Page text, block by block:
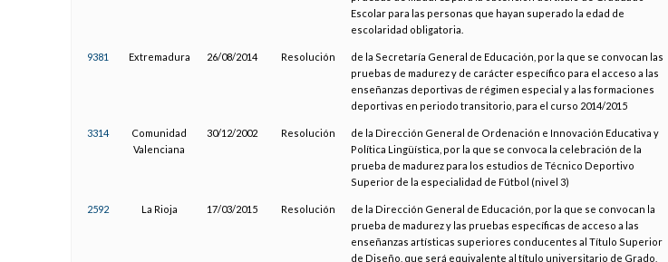
Escolar para las personas que hayan superado la edad de
escolaridad obligatoria.
9381 Extremadura 26/08/2014 Resolución
de la Secretaría General de Educación, por la que se convocan las
pruebas de madurez y de carácter específico para el acceso a las
enseñanzas deportivas de régimen especial y a las formaciones
deportivas en periodo transitorio, para el curso 2014/2015
3314
Comunidad
Valenciana
30/12/2002 Resolución
de la Dirección General de Ordenación e Innovación Educativa y
Política Lingüística, por la que se convoca la celebración de la
prueba de madurez para los estudios de Técnico Deportivo
Superior de la especialidad de Fútbol (nivel 3)
2592 La Rioja 17/03/2015 Resolución
de la Dirección General de Educación, por la que se convocan la
prueba de madurez y las pruebas específicas de acceso a las
enseñanzas artísticas superiores conducentes al Título Superior
de Diseño, que será equivalente al título universitario de Grado,